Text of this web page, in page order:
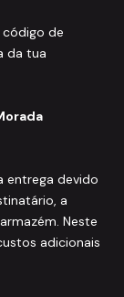
de
da tua
entrega devido
a
Neste
adicionais